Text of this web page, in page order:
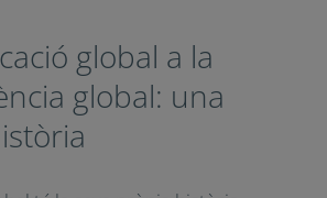
global a la
global: una